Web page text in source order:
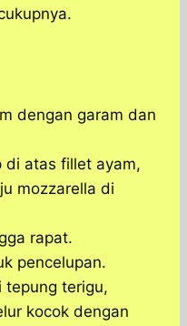
dengan garam dan
di atas fillet ayam,
mozzarella di
rapat.
pencelupan.
tepung terigu,
kocok dengan